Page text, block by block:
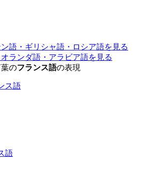
語・ギリシャ語・ロシア語を見る
ランダ語・アラビア語を見る
葉のフランス語の表現
ス語
語